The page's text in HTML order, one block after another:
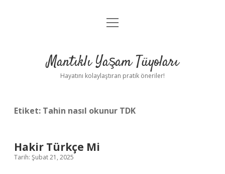
Anasayfa
Yasal Uyarı
menüyü
Mantıklı Yaşam Tüyoları
Hayatını kolaylaştıran pratik öneriler!
Etiket: Tahin nasıl okunur TDK
Hakir Türkçe Mi
Tarih: Şubat 21, 2025